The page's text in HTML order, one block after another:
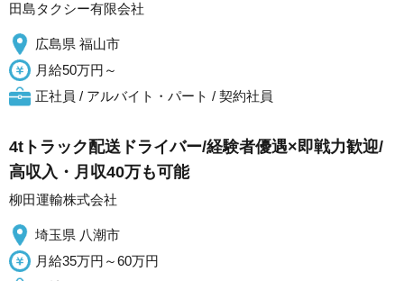
田島タクシー有限会社
広島県 福山市
月給50万円～
正社員 / アルバイト・パート / 契約社員
4tトラック配送ドライバー/経験者優遇×即戦力歓迎/
高収入・月収40万も可能
柳田運輸株式会社
埼玉県 八潮市
月給35万円～60万円